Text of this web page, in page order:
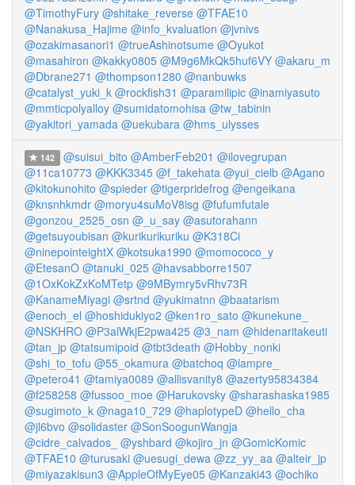
@TimothyFury @shitake_reverse @TFAE10
@Nanakusa_Hajime @info_kvaluation @jvnivs
@ozakimasanori1 @trueAshinotsume @Oyukot
@masahiron @kakky0805 @M9g6MkQk5huf6VY @akaru_m
@Dbrane271 @thompson1280 @nanbuwks
@catalyst_yuki_k @rockfish31 @paramilipic @inamiyasuto
@mmticpolyalloy @sumidatomohisa @tw_tabinin
@yakitori_yamada @uekubara @hms_ulysses
142 @suisui_bito @AmberFeb201 @ilovegrupan
@11ca10773 @KKK3345 @f_takehata @yui_cielb @Agano
@kitokunohito @spieder @tigerpridefrog @engeikana
@knsnhkmdr @moryu4suMoV8isg @fufumfutale
@gonzou_2525_osn @_u_say @asutorahann
@getsuyoubisan @kurikurikuriku @K318Ci
@ninepointeightX @kotsuka1990 @momococo_y
@EtesanO @tanuki_025 @havsabborre1507
@1OxKokZxKoMTetp @9MBymry5vRhv73R
@KanameMiyagi @srtnd @yukimatnn @baatarism
@enoch_el @hoshidukiyo2 @ken1ro_sato @kunekune_
@NSKHRO @P3alWkjE2pwa425 @3_nam @hidenaritakeuti
@tan_jp @tatsumipoid @tbt3death @Hobby_nonki
@shi_to_tofu @55_okamura @batchoq @lampre_
@petero41 @tamiya0089 @allisvanity8 @azerty95834384
@f258258 @fussoo_moe @Harukovsky @sharashaska1985
@sugimoto_k @naga10_729 @haplotypeD @hello_cha
@jl6bvo @solidaster @SonSoogunWangja
@cidre_calvados_ @yshbard @kojiro_jn @GomicKomic
@TFAE10 @turusaki @uesugi_dewa @zz_yy_aa @alteir_jp
@miyazakisun3 @AppleOfMyEye05 @Kanzaki43 @ochiko